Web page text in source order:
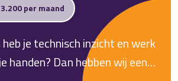
per maand
heb je technisch inzicht en werk
handen? Dan hebben wij een